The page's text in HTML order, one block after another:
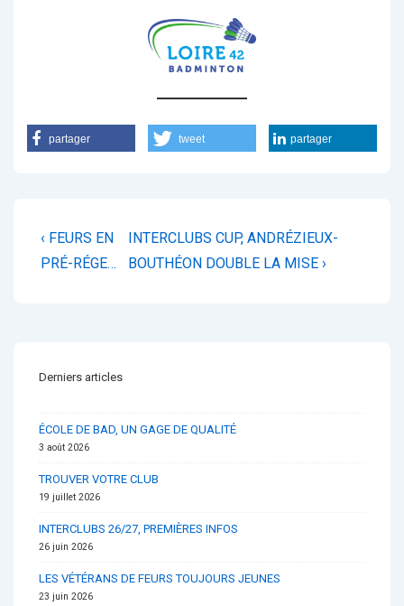
partager tweet partager
Navigation
de
Previous
Post
‹ FEURS EN
PRÉ-RÉGE…
Next
Post
INTERCLUBS CUP, ANDRÉZIEUX-
BOUTHÉON DOUBLE LA MISE ›
Derniers articles
ÉCOLE DE BAD, UN GAGE DE QUALITÉ
3 août 2026
TROUVER VOTRE CLUB
19 juillet 2026
INTERCLUBS 26/27, PREMIÈRES INFOS
26 juin 2026
LES VÉTÉRANS DE FEURS TOUJOURS JEUNES
23 juin 2026